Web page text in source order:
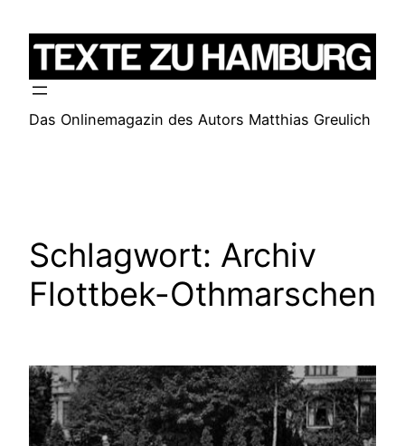
Inhalt
springen
Das Onlinemagazin des Autors Matthias Greulich
Schlagwort: Archiv
Flottbek-Othmarschen